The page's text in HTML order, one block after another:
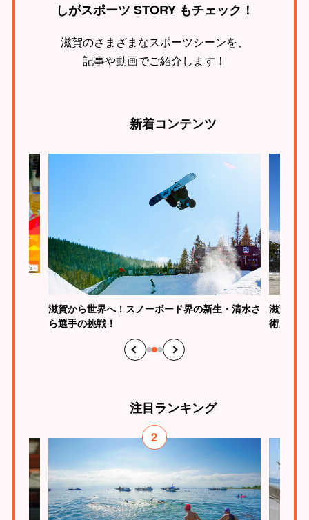
しがスポーツ STORY もチェック！
滋賀のさまざまなスポーツシーンを、
記事や動画でご紹介します！
新着コンテンツ
生・清水さ 滋賀は馬術大国！馬とともに挑むスポーツ「馬
術」の魅力とは？
注目ランキング
3